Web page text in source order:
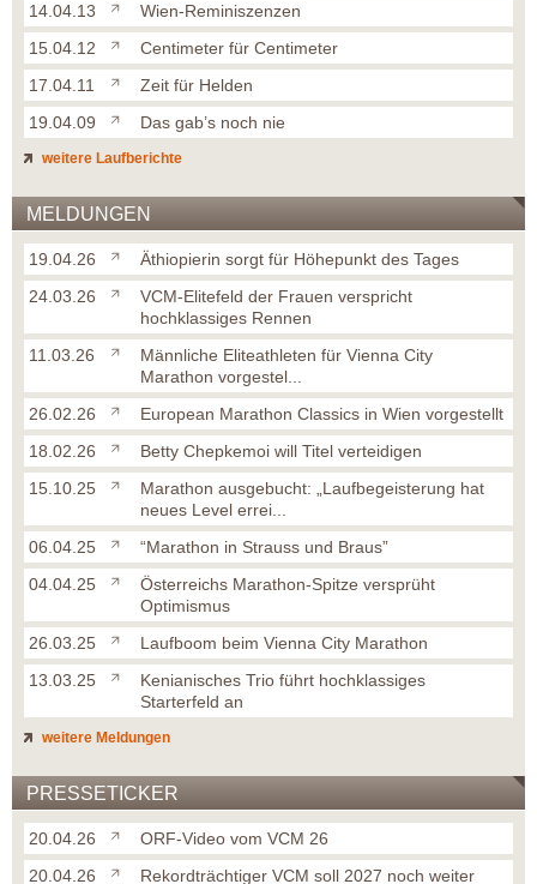
14.04.13
Wien-Reminiszenzen
15.04.12
Centimeter für Centimeter
17.04.11
Zeit für Helden
19.04.09
Das gab’s noch nie
weitere Laufberichte
MELDUNGEN
19.04.26
Äthiopierin sorgt für Höhepunkt des Tages
24.03.26
VCM-Elitefeld der Frauen verspricht
hochklassiges Rennen
11.03.26
Männliche Eliteathleten für Vienna City
Marathon vorgestel...
26.02.26
European Marathon Classics in Wien vorgestellt
18.02.26
Betty Chepkemoi will Titel verteidigen
15.10.25
Marathon ausgebucht: „Laufbegeisterung hat
neues Level errei...
06.04.25
“Marathon in Strauss und Braus”
04.04.25
Österreichs Marathon-Spitze versprüht
Optimismus
26.03.25
Laufboom beim Vienna City Marathon
13.03.25
Kenianisches Trio führt hochklassiges
Starterfeld an
weitere Meldungen
PRESSETICKER
20.04.26
ORF-Video vom VCM 26
20.04.26
Rekordträchtiger VCM soll 2027 noch weiter